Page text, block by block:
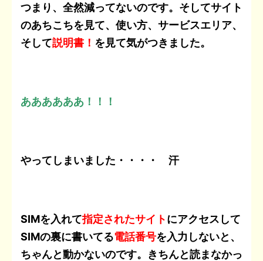
つまり、全然減ってないのです。そしてサイト
のあちこちを見て、使い方、サービスエリア、
そして説明書！ を見て気がつきました。
ああああああ！！！
やってしまいました・・・・ 汗
SIMを入れて指定されたサイトにアクセスして
SIMの裏に書いてる電話番号を入力しないと、
ちゃんと動かないのです。きちんと読まなかっ